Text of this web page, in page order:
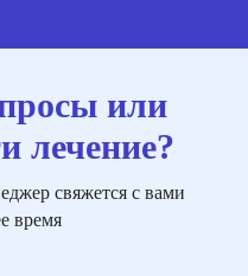
или
лечение?
свяжется с вами
время